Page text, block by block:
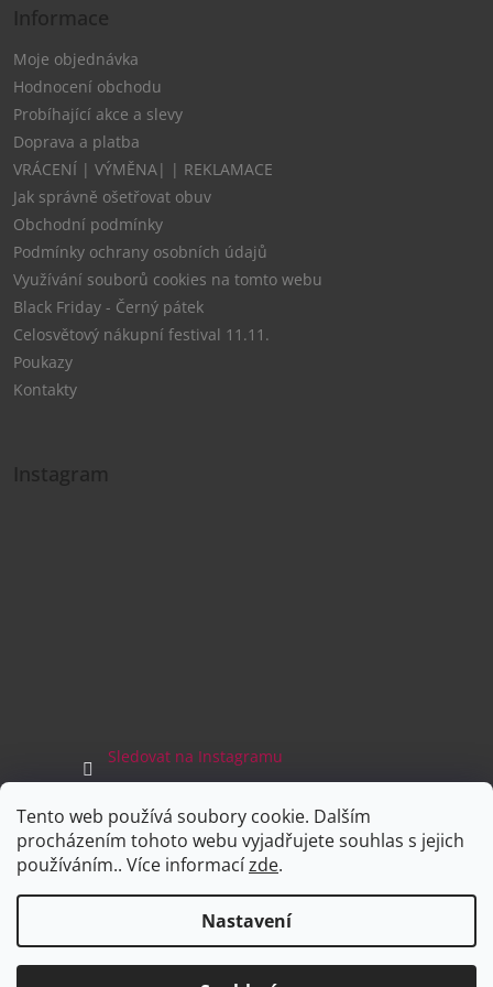
Tento web používá soubory cookie. Dalším
procházením tohoto webu vyjadřujete souhlas s jejich
používáním.. Více informacízde.
Nastavení
Informace
Moje objednávka
Hodnocení obchodu
Probíhající akce a slevy
Doprava a platba
VRÁCENÍ | VÝMĚNA| | REKLAMACE
Jak správně ošetřovat obuv
Obchodní podmínky
Podmínky ochrany osobních údajů
Využívání souborů cookies na tomto webu
Black Friday - Černý pátek
Celosvětový nákupní festival 11.11.
Poukazy
Kontakty
Instagram
Sledovat na Instagramu
Facebook
Vytvořil Shoptet